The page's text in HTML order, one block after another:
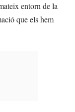
entorn de la
que els hem